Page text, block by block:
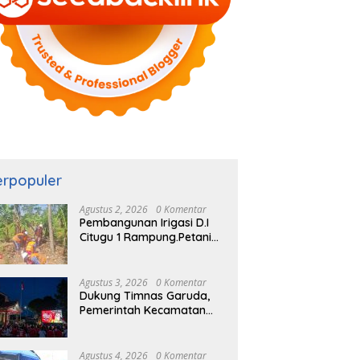
Agustus 2, 2026 0 Komentar
Pembangunan Irigasi D.I
Citugu 1 Rampung.Petani
Agustus 3, 2026 0 Komentar
Dukung Timnas Garuda,
Pemerintah Kecamatan
Agustus 4, 2026 0 Komentar